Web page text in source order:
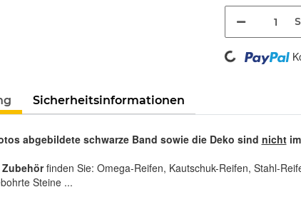
Loading...
Sicherheitsinformationen
abgebildete schwarze Band sowie die Deko sind nichtim
finden Sie: Omega-Reifen, Kautschuk-Reifen, Stahl-
Steine ...